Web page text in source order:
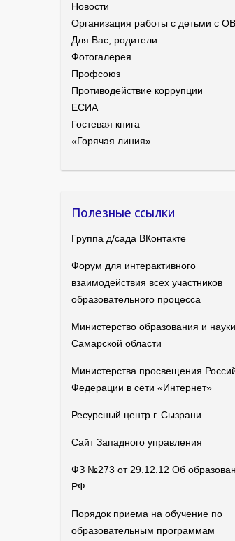
Новости
Организация работы с детьми с
Для Вас, родители
Фотогалерея
Профсоюз
Противодействие коррупции
ЕСИА
Гостевая книга
«Горячая линия»
Полезные ссылки
Группа д/сада ВКонтакте
Форум для интерактивного
взаимодействия всех участников
образовательного процесса
Министерство образования и науки
Самарской области
Министерства просвещения
Федерации в сети «Интернет»
Ресурсный центр г. Сызрани
Сайт Западного управления
ФЗ №273 от 29.12.12 Об
РФ
Порядок приема на обучение по
образовательным программам